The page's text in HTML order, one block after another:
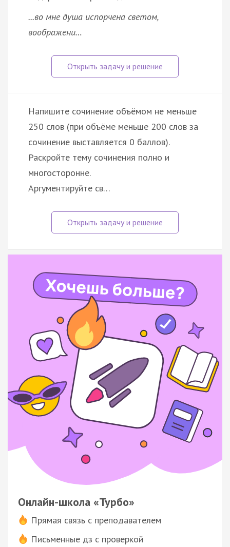
...во мне душа испорчена светом,
воображени…
Напишите сочинение объёмом не меньше
250 слов (при объёме меньше 200 слов за
сочинение выставляется 0 баллов).
Раскройте тему сочинения полно и
многосторонне.
Аргументируйте св…
Онлайн-школа «Турбо»
Прямая связь с преподавателем
Письменные дз с проверкой